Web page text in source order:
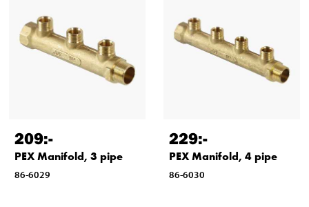
209:-
PEX Manifold, 3 pipe
86-6029
229:-
PEX Manifold, 4 pipe
86-6030